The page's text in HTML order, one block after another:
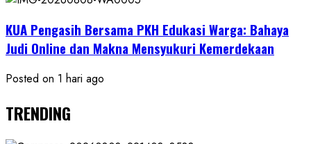
KUA Pengasih Bersama PKH Edukasi Warga: Bahaya
Judi Online dan Makna Mensyukuri Kemerdekaan
Posted on 1 hari ago
TRENDING